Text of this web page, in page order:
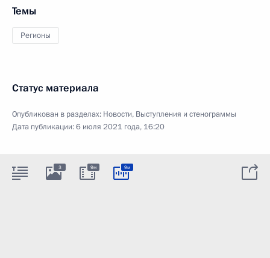
Темы
Регионы
Статус материала
Опубликован в разделах: Новости, Выступления и стенограммы
Дата публикации:6 июля 2021 года, 16:20
3 9м 9м